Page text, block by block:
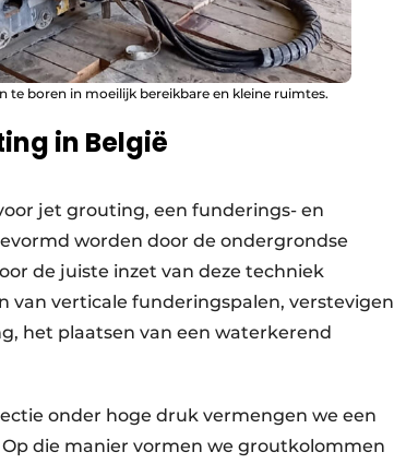
boren in moeilijk bereikbare en kleine ruimtes.
in België
jet grouting, een funderings- en
worden door de ondergrondse
de juiste inzet van deze techniek
van verticale funderingspalen, verstevigen
het plaatsen van een waterkerend
onder hoge druk vermengen we een
die manier vormen we groutkolommen